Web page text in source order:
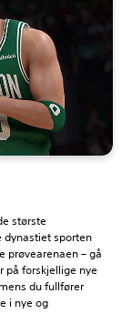
største
dynastiet sporten
prøvearenaen – gå
på forskjellige nye
du fullfører
i nye og